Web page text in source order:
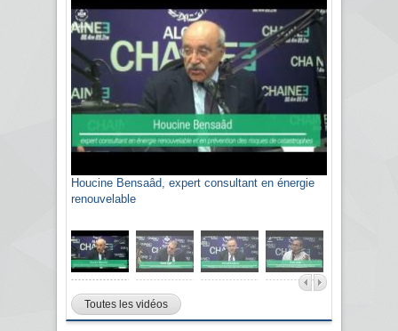
Houcine Bensaâd, expert consultant en énergie
renouvelable
Sami Agli, président de la Confédération
algérienne du patronat citoyen CAPC
Toutes les vidéos